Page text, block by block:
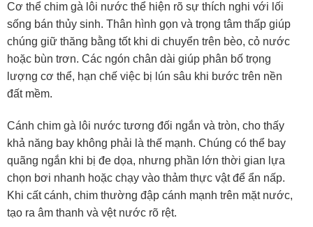
Cơ thể chim gà lôi nước thể hiện rõ sự thích nghi với lối
sống bán thủy sinh. Thân hình gọn và trọng tâm thấp giúp
chúng giữ thăng bằng tốt khi di chuyển trên bèo, cỏ nước
hoặc bùn trơn. Các ngón chân dài giúp phân bố trọng
lượng cơ thể, hạn chế việc bị lún sâu khi bước trên nền
đất mềm.
Cánh chim gà lôi nước tương đối ngắn và tròn, cho thấy
khả năng bay không phải là thế mạnh. Chúng có thể bay
quãng ngắn khi bị đe dọa, nhưng phần lớn thời gian lựa
chọn bơi nhanh hoặc chạy vào thảm thực vật để ẩn nấp.
Khi cất cánh, chim thường đập cánh mạnh trên mặt nước,
tạo ra âm thanh và vệt nước rõ rệt.